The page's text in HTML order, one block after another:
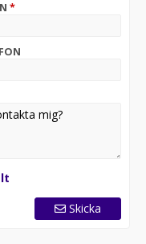
*
Skicka